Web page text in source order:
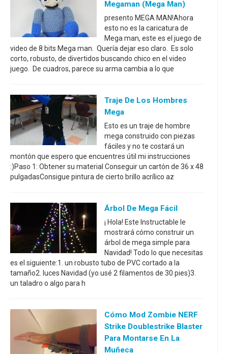
Megaman (Mega Man)
presento MEGA MAN!Ahora
esto no es la caricatura de
Mega man, este es el juego de
video de 8 bits Mega man. Quería dejar eso claro. Es solo
corto, robusto, de divertidos buscando chico en el video
juego. De cuadros, parece su arma cambia a lo que
Traje De Los Hombres
Mega
Esto es un traje de hombre
mega construido con piezas
fáciles y no te costará un
montón que espero que encuentres útil mi instrucciones
:)Paso 1: Obtener su material Conseguir un cartón de 36 x 48
pulgadasConsigue pintura de cierto brillo acrílico az
Árbol De Mega Fácil
¡ Hola! Este Instructable le
mostrará cómo construir un
árbol de mega simple para
Navidad! Todo lo que necesitas
es el siguiente:1. un robusto tubo de PVC cortado a la
tamaño2. luces Navidad (yo usé 2 filamentos de 30 pies)3.
un taladro o algo para h
Cómo Mod Zombie NERF
Strike Doublestrike Blaster
Para Montarse En La
Muñeca